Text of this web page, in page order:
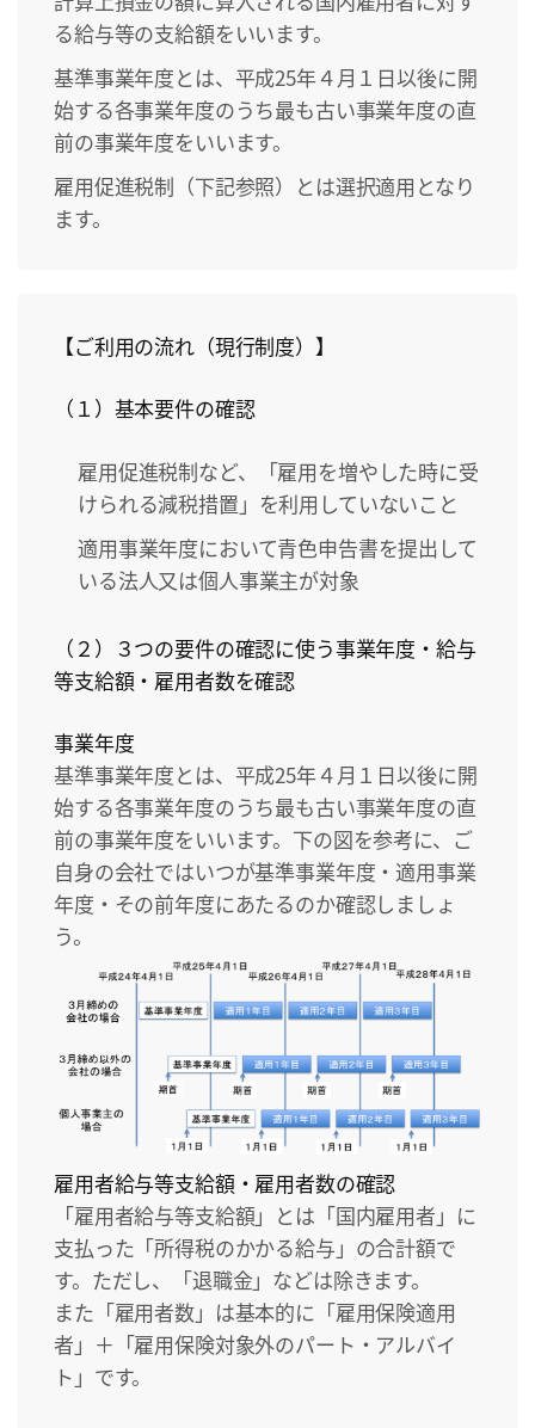
る給与等の支給額をいいます。
基準事業年度とは、平成25年４月１日以後に開
始する各事業年度のうち最も古い事業年度の直
前の事業年度をいいます。
雇用促進税制（下記参照）とは選択適用となり
ます。
【ご利用の流れ（現行制度） 】
（１）基本要件の確認
雇用促進税制など、「雇用を増やした時に受
けられる減税措置」を利用していないこと
適用事業年度において青色申告書を提出して
いる法人又は個人事業主が対象
（２）３つの要件の確認に使う事業年度・給与
等支給額・雇用者数を確認
事業年度
基準事業年度とは、平成25年４月１日以後に開
始する各事業年度のうち最も古い事業年度の直
前の事業年度をいいます。下の図を参考に、ご
自身の会社ではいつが基準事業年度・適用事業
年度・その前年度にあたるのか確認しましょ
う。
雇用者給与等支給額・雇用者数の確認
「雇用者給与等支給額」とは「国内雇用者」に
支払った「所得税のかかる給与」の合計額で
す。ただし、「退職金」などは除きます。
また「雇用者数」は基本的に「雇用保険適用
者」＋「雇用保険対象外のパート・アルバイ
ト」です。